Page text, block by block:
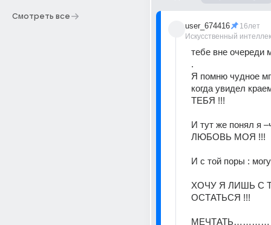
Смотреть все
user_674416
Искусственный
16лет
тебе вне очереди
.
Я помню чудное
когда увидел
ТЕБЯ !!!
И тут же понял я
ЛЮБОВЬ МОЯ !!!
И с той поры :
ХОЧУ Я ЛИШЬ С
ОСТАТЬСЯ !!!